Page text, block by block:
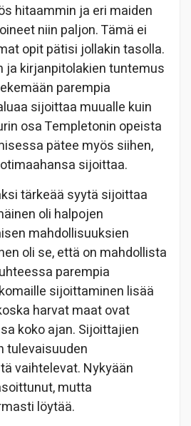
hitaammin ja eri maiden
niin paljon. Tämä ei
opit pätisi jollakin tasolla.
ja kirjanpitolakien tuntemus
parempia
sijoittaa muualle kuin
osa Templetonin opeista
pätee myös siihen,
sijoittaa.
tärkeää syytä sijoittaa
oli halpojen
mahdollisuuksien
oli se, että on mahdollista
parempia
sijoittaminen lisää
harvat maat ovat
koko ajan. Sijoittajien
tulevaisuuden
vaihtelevat. Nykyään
mutta
löytää.